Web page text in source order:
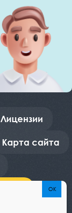
Лицензии
Карта сайта